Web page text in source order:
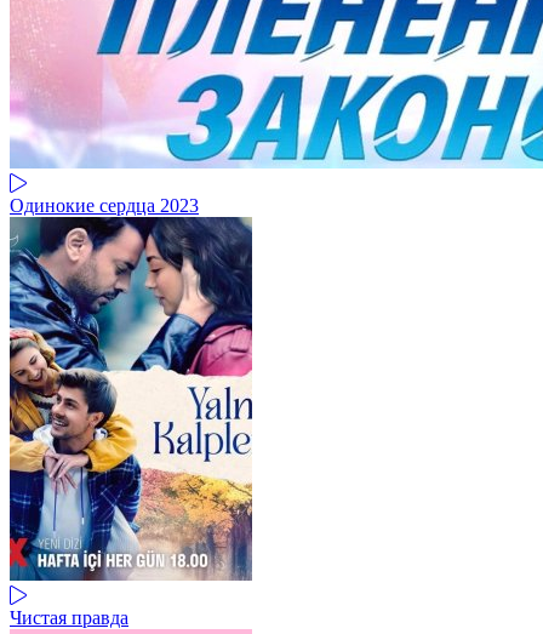
Одинокие сердца 2023
Чистая правда